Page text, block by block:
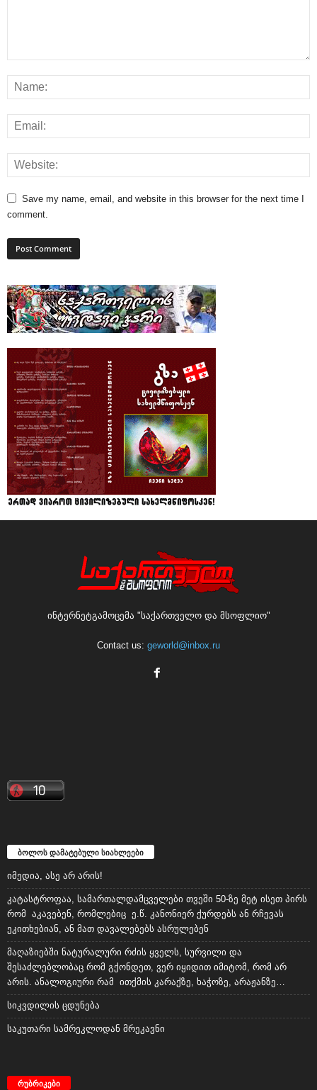
Save my name, email, and website in this browser for the next time I
comment.
ინტერნეტგამოცემა "საქართველო და მსოფლიო"
Contact us: geworld@inbox.ru
ბოლოს დამატებული სიახლეები
იმედია, ასე არ არის!
კატასტროფაა, სამართალდამცველები თვეში 50-ზე მეტ ისეთ პირს
რომ აკავებენ, რომლებიც ე.წ. კანონიერ ქურდებს ან რჩევას
ეკითხებიან, ან მათ დავალებებს ასრულებენ
მაღაზიებში ნატურალური რძის ყველს, სურვილი და
შესაძლებლობაც რომ გქონდეთ, ვერ იყიდით იმიტომ, რომ არ
არის. ანალოგიური რამ ითქმის კარაქზე, ხაჭოზე, არაჟანზე…
სიკვდილის ცდუნება
საკუთარი სამრეკლოდან მრეკავნი
რუბრიკები